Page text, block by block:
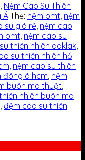
, Nệm Cao Su Thiên
Á Thẻ: nệm bmt, nệm
su giá rẻ, nệm cao
bmt, nệm cao su
thiên nhiên daklak,
su thiên nhiên hồ
, nệm cao su thiên
đông á hcm, nệm
buôn ma thuột,
nhiên buôn ma
, đệm cao su thiên